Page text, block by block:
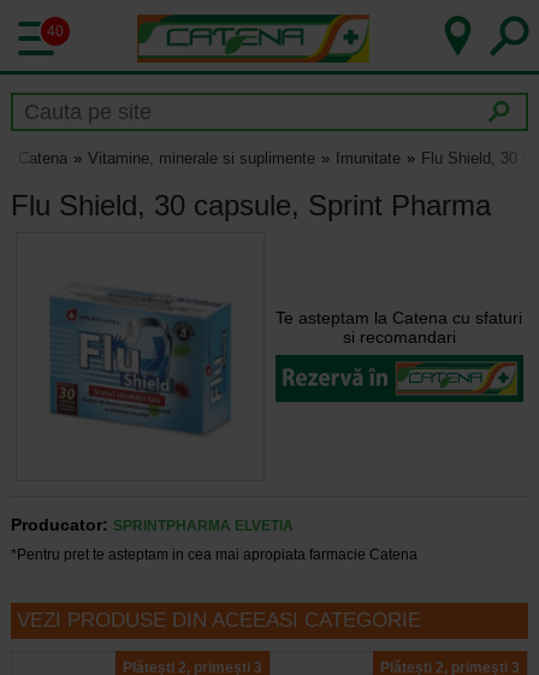
40
Catena Vitamine, minerale si suplimente Imunitate Flu Shield, 30
Flu Shield, 30 capsule, Sprint Pharma
Te asteptam la Catena cu sfaturi
si recomandari
Producator: SPRINTPHARMA ELVETIA
*Pentru pret te asteptam in cea mai apropiata farmacie Catena
VEZI PRODUSE DIN ACEEASI CATEGORIE
Plătești 2, primești 3 Plătești 2, primești 3